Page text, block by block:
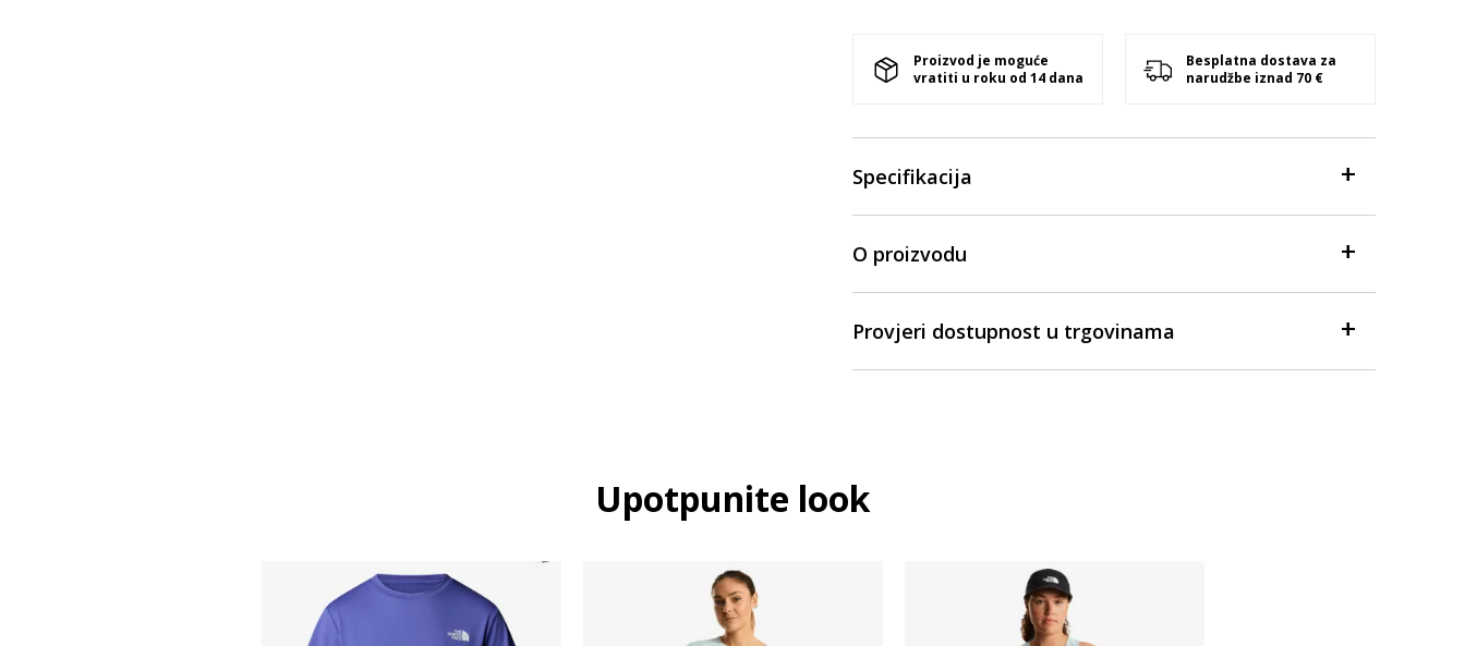
Proizvod je moguće
vratiti u roku od 14 dana
Besplatna dostava za
narudžbe iznad 70 €
Specifikacija
O proizvodu
Provjeri dostupnost u trgovinama
Upotpunite look